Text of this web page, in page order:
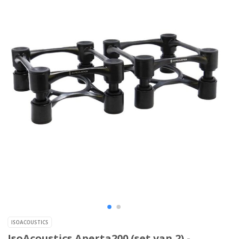
ISOACOUSTICS